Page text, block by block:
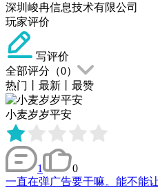
深圳峻冉信息技术有限公司
玩家评价
写评价
全部评分（0）
热门
最新 最赞
小麦岁岁平安
1
0
一直在弹广告要干嘛。能不能